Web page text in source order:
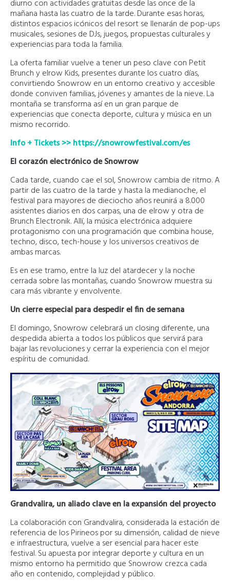
diurno con actividades gratuitas desde las once de la
mañana hasta las cuatro de la tarde. Durante esas horas,
distintos espacios icónicos del resort se llenarán de pop-ups
musicales, sesiones de DJs, juegos, propuestas culturales y
experiencias para toda la familia.
La oferta familiar vuelve a tener un peso clave con Petit
Brunch y elrow Kids, presentes durante los cuatro días,
convirtiendo Snowrow en un entorno creativo y accesible
donde conviven familias, jóvenes y amantes de la nieve. La
montaña se transforma así en un gran parque de
experiencias que conecta deporte, cultura y música en un
mismo recorrido.
Info + Tickets >> https://snowrowfestival.com/es
El corazón electrónico de Snowrow
Cada tarde, cuando cae el sol, Snowrow cambia de ritmo. A
partir de las cuatro de la tarde y hasta la medianoche, el
festival para mayores de dieciocho años reunirá a 8.000
asistentes diarios en dos carpas, una de elrow y otra de
Brunch Electronik. Allí, la música electrónica adquiere
protagonismo con una programación que combina house,
techno, disco, tech-house y los universos creativos de
ambas marcas.
Es en ese tramo, entre la luz del atardecer y la noche
cerrada sobre las montañas, cuando Snowrow muestra su
cara más vibrante y envolvente.
Un cierre especial para despedir el fin de semana
El domingo, Snowrow celebrará un closing diferente, una
despedida abierta a todos los públicos que servirá para
bajar las revoluciones y cerrar la experiencia con el mejor
espíritu de comunidad.
Grandvalira, un aliado clave en la expansión del proyecto
La colaboración con Grandvalira, considerada la estación de
referencia de los Pirineos por su dimensión, calidad de nieve
e infraestructura, vuelve a ser esencial para hacer este
festival. Su apuesta por integrar deporte y cultura en un
mismo entorno ha permitido que Snowrow crezca cada
año en contenido, complejidad y público.